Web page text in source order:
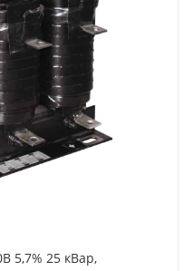
5,7% 25 кВар,